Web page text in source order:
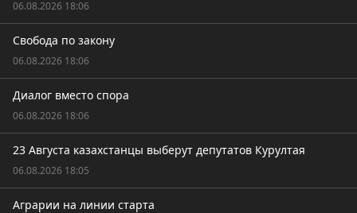
06.08.2026 18:06
Свобода по закону
06.08.2026 18:06
Диалог вместо спора
06.08.2026 18:06
23 Августа казахстанцы выберут депутатов Курултая
06.08.2026 18:05
Аграрии на линии старта